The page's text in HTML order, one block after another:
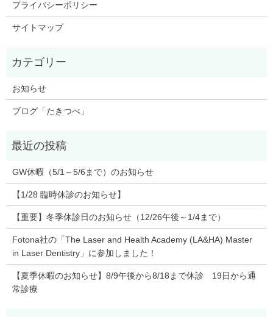
プライバシーポリシー
サイトマップ
お知らせ
ブログ「たきつべ」
GW休暇（5/1～5/6まで）のお知らせ
【1/28 臨時休診のお知らせ】
【重要】冬季休診日のお知らせ（12/26午後～1/4まで）
Fotona社の「The Laser and Health Academy (LA&HA) Master
in Laser Dentistry」に参加しました！
【夏季休暇のお知らせ】8/9午後から8/18まで休診 19日から通
常診療